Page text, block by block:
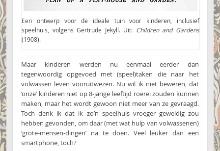
Een ontwerp voor de ideale tuin voor kinderen, inclusief
speelhuis, volgens Gertrude Jekyll. Uit: Children and Gardens
(1908).
Maar kinderen werden nu eenmaal eerder dan
tegenwoordig opgevoed met (speel)taken die naar het
volwassen leven vooruitwezen. Nu wil ik niet beweren, dat
‘onze’ kinderen niet op 8-jarige leeftijd roerei zouden kunnen
maken, maar het wordt gewoon niet meer van ze gevraagd.
Toch denk ik dat ik zo’n speelhuis vroeger geweldig zou
hebben gevonden, om daar (met wat hulp van volwassenen)
‘grote-mensen-dingen’ na te doen. Veel leuker dan een
smartphone, toch?